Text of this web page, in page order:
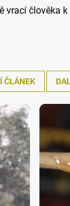
vrací člověka
ČLÁNEK